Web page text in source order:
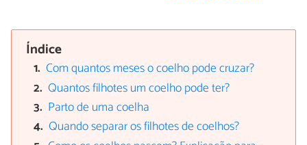
Índice
Com quantos meses o coelho pode cruzar?
Quantos filhotes um coelho pode ter?
Parto de uma coelha
Quando separar os filhotes de coelhos?